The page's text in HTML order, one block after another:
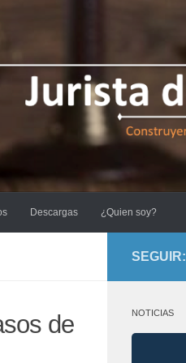
Descargas ¿Quien soy?
de
SEGUIR:
NOTICIAS